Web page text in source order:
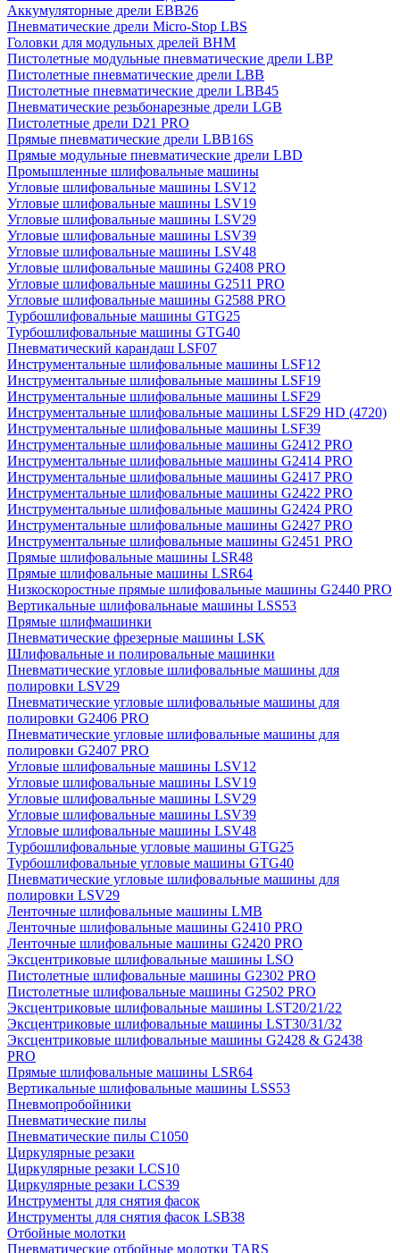
Аккумуляторные дрели EBB26
Пневматические дрели Micro-Stop LBS
Головки для модульных дрелей BHM
Пистолетные модульные пневматические дрели LBP
Пистолетные пневматические дрели LBB
Пистолетные пневматические дрели LBB45
Пневматические резьбонарезные дрели LGB
Пистолетные дрели D21 PRO
Прямые пневматические дрели LBB16S
Прямые модульные пневматические дрели LBD
Промышленные шлифовальные машины
Угловые шлифовальные машины LSV12
Угловые шлифовальные машины LSV19
Угловые шлифовальные машины LSV29
Угловые шлифовальные машины LSV39
Угловые шлифовальные машины LSV48
Угловые шлифовальные машины G2408 PRO
Угловые шлифовальные машины G2511 PRO
Угловые шлифовальные машины G2588 PRO
Турбошлифовальные машины GTG25
Турбошлифовальные машины GTG40
Пневматический карандаш LSF07
Инструментальные шлифовальные машины LSF12
Инструментальные шлифовальные машины LSF19
Инструментальные шлифовальные машины LSF29
Инструментальные шлифовальные машины LSF29 HD (4720)
Инструментальные шлифовальные машины LSF39
Инструментальные шлифовальные машины G2412 PRO
Инструментальные шлифовальные машины G2414 PRO
Инструментальные шлифовальные машины G2417 PRO
Инструментальные шлифовальные машины G2422 PRO
Инструментальные шлифовальные машины G2424 PRO
Инструментальные шлифовальные машины G2427 PRO
Инструментальные шлифовальные машины G2451 PRO
Прямые шлифовальные машины LSR48
Прямые шлифовальные машины LSR64
Низкоскоростные прямые шлифовальные машины G2440 PRO
Вертикальные шлифовальнаые машины LSS53
Прямые шлифмашинки
Пневматические фрезерные машины LSK
Шлифовальные и полировальные машинки
Пневматические угловые шлифовальные машины для
полировки LSV29
Пневматические угловые шлифовальные машины для
полировки G2406 PRO
Пневматические угловые шлифовальные машины для
полировки G2407 PRO
Угловые шлифовальные машины LSV12
Угловые шлифовальные машины LSV19
Угловые шлифовальные машины LSV29
Угловые шлифовальные машины LSV39
Угловые шлифовальные машины LSV48
Турбошлифовальные угловые машины GTG25
Турбошлифовальные угловые машины GTG40
Пневматические угловые шлифовальные машины для
полировки LSV29
Ленточные шлифовальные машины LMB
Ленточные шлифовальные машины G2410 PRO
Ленточные шлифовальные машины G2420 PRO
Эксцентриковые шлифовальные машины LSO
Пистолетные шлифовальные машины G2302 PRO
Пистолетные шлифовальные машины G2502 PRO
Эксцентриковые шлифовальные машины LST20/21/22
Эксцентриковые шлифовальные машины LST30/31/32
Эксцентриковые шлифовальные машины G2428 & G2438
PRO
Прямые шлифовальные машины LSR64
Вертикальные шлифовальные машины LSS53
Пневмопробойники
Пневматические пилы
Пневматические пилы C1050
Циркулярные резаки
Циркулярные резаки LCS10
Циркулярные резаки LCS39
Инструменты для снятия фасок
Инструменты для снятия фасок LSB38
Отбойные молотки
Пневматические отбойные молотки TARS